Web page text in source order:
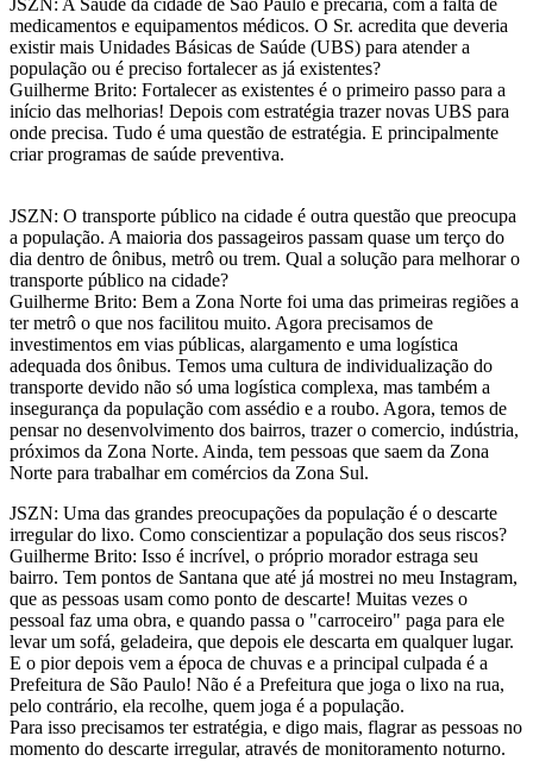
JSZN: A Saúde da cidade de São Paulo é precária, com a falta de
medicamentos e equipamentos médicos. O Sr. acredita que deveria
existir mais Unidades Básicas de Saúde (UBS) para atender a
população ou é preciso fortalecer as já existentes?
Guilherme Brito: Fortalecer as existentes é o primeiro passo para a
início das melhorias! Depois com estratégia trazer novas UBS para
onde precisa. Tudo é uma questão de estratégia. E principalmente
criar programas de saúde preventiva.
JSZN: O transporte público na cidade é outra questão que preocupa
a população. A maioria dos passageiros passam quase um terço do
dia dentro de ônibus, metrô ou trem. Qual a solução para melhorar o
transporte público na cidade?
Guilherme Brito: Bem a Zona Norte foi uma das primeiras regiões a
ter metrô o que nos facilitou muito. Agora precisamos de
investimentos em vias públicas, alargamento e uma logística
adequada dos ônibus. Temos uma cultura de individualização do
transporte devido não só uma logística complexa, mas também a
insegurança da população com assédio e a roubo. Agora, temos de
pensar no desenvolvimento dos bairros, trazer o comercio, indústria,
próximos da Zona Norte. Ainda, tem pessoas que saem da Zona
Norte para trabalhar em comércios da Zona Sul.
JSZN: Uma das grandes preocupações da população é o descarte
irregular do lixo. Como conscientizar a população dos seus riscos?
Guilherme Brito: Isso é incrível, o próprio morador estraga seu
bairro. Tem pontos de Santana que até já mostrei no meu Instagram,
que as pessoas usam como ponto de descarte! Muitas vezes o
pessoal faz uma obra, e quando passa o "carroceiro" paga para ele
levar um sofá, geladeira, que depois ele descarta em qualquer lugar.
E o pior depois vem a época de chuvas e a principal culpada é a
Prefeitura de São Paulo! Não é a Prefeitura que joga o lixo na rua,
pelo contrário, ela recolhe, quem joga é a população.
Para isso precisamos ter estratégia, e digo mais, flagrar as pessoas no
momento do descarte irregular, através de monitoramento noturno.